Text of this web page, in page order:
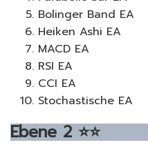
Bolinger Band EA
Heiken Ashi EA
MACD EA
RSI EA
CCI EA
Stochastische EA
Ebene 2 ⭐⭐